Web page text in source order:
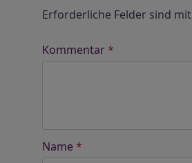
Erforderliche Felder sind mit
Kommentar*
Name *